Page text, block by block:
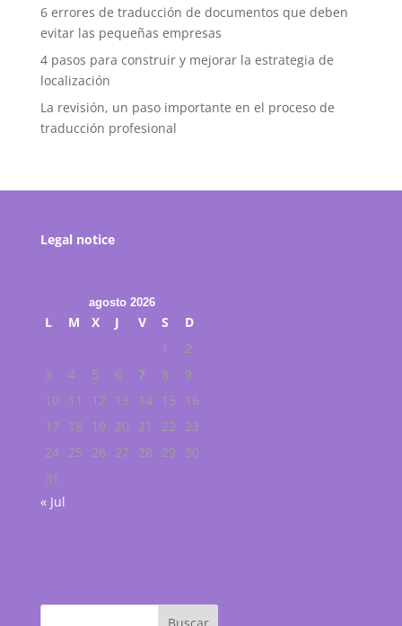
6 errores de traducción de documentos que deben
evitar las pequeñas empresas
4 pasos para construir y mejorar la estrategia de
localización
La revisión, un paso importante en el proceso de
traducción profesional
Legal notice
agosto 2026
L M X J V S
D
1
2
3
4 5 6 7 8
9
10
11 12 13 14 15
16
17
18 19 20 21 22
23
24 25 26 27 28 29
30
31
« Jul